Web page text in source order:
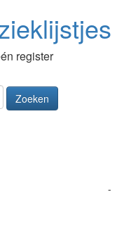
register
Zoeken
-